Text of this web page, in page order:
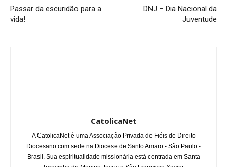
Passar da escuridão para a
vida!
DNJ – Dia Nacional da
Juventude
CatolicaNet
A CatolicaNet é uma Associação Privada de Fiéis de Direito
Diocesano com sede na Diocese de Santo Amaro - São Paulo -
Brasil. Sua espiritualidade missionária está centrada em Santa